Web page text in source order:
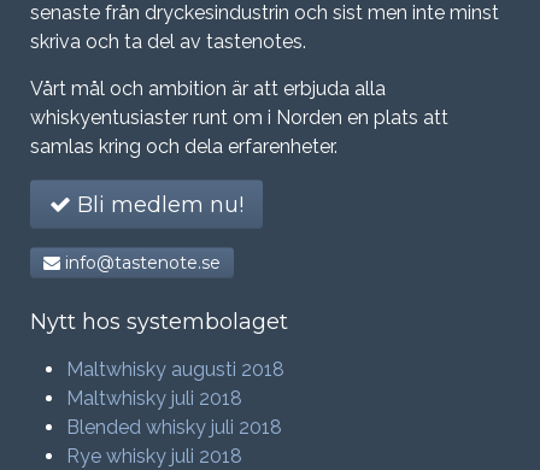
senaste från dryckesindustrin och sist men inte minst
skriva och ta del av tastenotes.
Vårt mål och ambition är att erbjuda alla
whiskyentusiaster runt om i Norden en plats att
samlas kring och dela erfarenheter.
Bli medlem nu!
info@tastenote.se
Nytt hos systembolaget
Maltwhisky augusti 2018
Maltwhisky juli 2018
Blended whisky juli 2018
Rye whisky juli 2018